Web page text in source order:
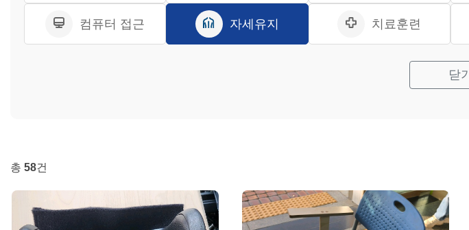
컴퓨터 접근 자세유지 치료훈련
닫기
총 58건